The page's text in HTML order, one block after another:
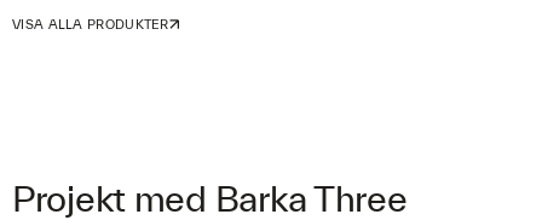
VISA ALLA PRODUKTER
Projekt med Barka Three